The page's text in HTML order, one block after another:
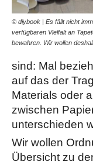
© diybook | Es fällt nicht
verfügbaren Vielfalt an
bewahren. Wir wollen
sind: Mal
auf das der
Materials oder
zwischen
unterschieden
Wir wollen
Übersicht zu